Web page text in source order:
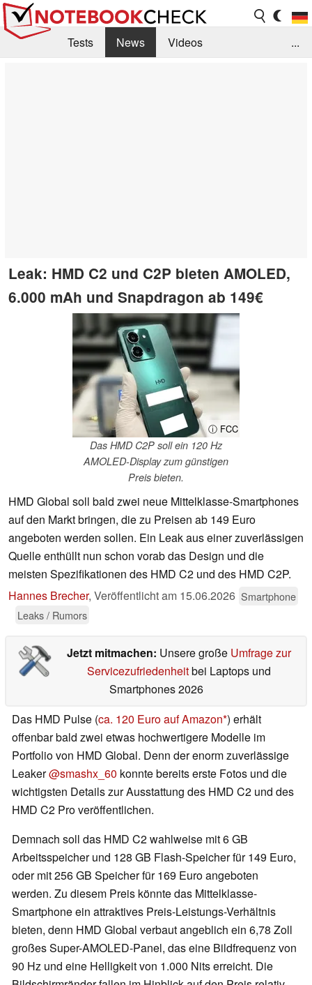
Tests News
Videos
...
Leak: HMD C2 und C2P bieten AMOLED,
6.000 mAh und Snapdragon ab 149€
ⓘ FCC
Das HMD C2P soll ein 120 Hz
AMOLED-Display zum günstigen
Preis bieten.
HMD Global soll bald zwei neue Mittelklasse-Smartphones
auf den Markt bringen, die zu Preisen ab 149 Euro
angeboten werden sollen. Ein Leak aus einer zuverlässigen
Quelle enthüllt nun schon vorab das Design und die
meisten Spezifikationen des HMD C2 und des HMD C2P.
Hannes Brecher, Veröffentlicht am 15.06.2026 Smartphone
Leaks / Rumors
Jetzt mitmachen: Unsere große Umfrage zur
Servicezufriedenheitbei Laptops und
Smartphones 2026
Das HMD Pulse (ca. 120 Euro auf Amazon ) erhält
offenbar bald zwei etwas hochwertigere Modelle im
Portfolio von HMD Global. Denn der enorm zuverlässige
Leaker@smashx_60 konnte bereits erste Fotos und die
wichtigsten Details zur Ausstattung des HMD C2 und des
HMD C2 Pro veröffentlichen.
Demnach soll das HMD C2 wahlweise mit 6 GB
Arbeitsspeicher und 128 GB Flash-Speicher für 149 Euro,
oder mit 256 GB Speicher für 169 Euro angeboten
werden. Zu diesem Preis könnte das Mittelklasse-
Smartphone ein attraktives Preis-Leistungs-Verhältnis
bieten, denn HMD Global verbaut angeblich ein 6,78 Zoll
großes Super-AMOLED-Panel, das eine Bildfrequenz von
90 Hz und eine Helligkeit von 1.000 Nits erreicht. Die